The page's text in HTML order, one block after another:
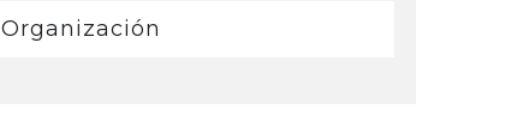
Organización